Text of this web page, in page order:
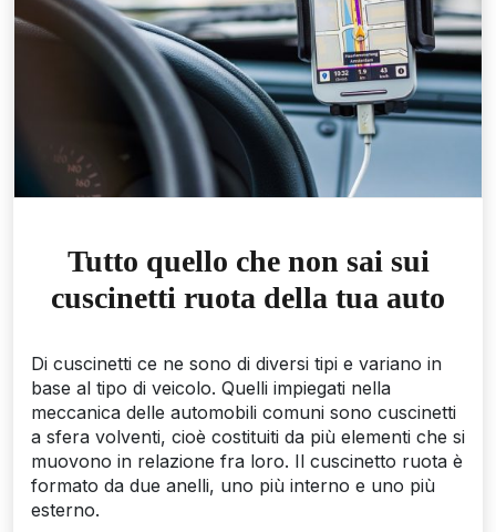
Tutto quello che non sai sui
cuscinetti ruota della tua auto
Di cuscinetti ce ne sono di diversi tipi e variano in
base al tipo di veicolo. Quelli impiegati nella
meccanica delle automobili comuni sono cuscinetti
a sfera volventi, cioè costituiti da più elementi che si
muovono in relazione fra loro. Il cuscinetto ruota è
formato da due anelli, uno più interno e uno più
esterno.